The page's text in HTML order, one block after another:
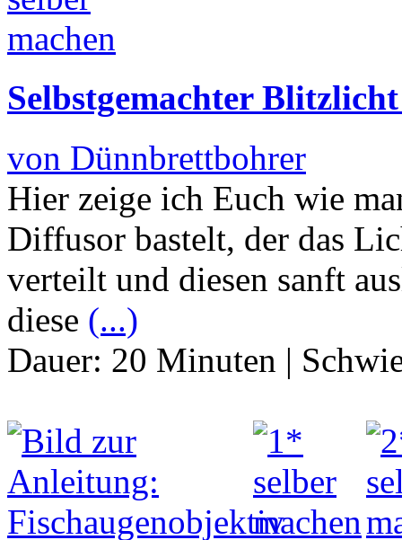
Selbstgemachter
von Dünnbrettbohrer
Hier zeige ich Euch wie
Diffusor bastelt, der das
verteilt und diesen sanft
diese (...)
Dauer: 20 Minuten |